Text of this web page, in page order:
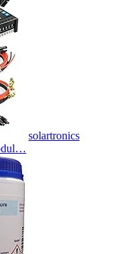
solartronics